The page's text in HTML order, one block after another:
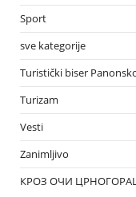
Sport
sve kategorije
Turistički biser
Turizam
Vesti
Zanimljivo
КРОЗ ОЧИ